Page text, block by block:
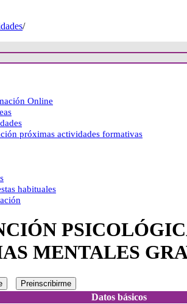
/
Online
próximas actividades formativas
habituales
MENTALES
Preinscribirme
Datos básicos